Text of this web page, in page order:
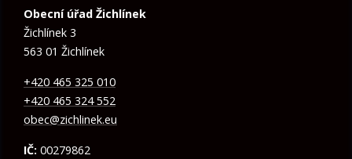
Obecní úřad Žichlínek
Žichlínek 3
563 01 Žichlínek
+420 465 325 010
+420 465 324 552
obec@zichlinek.eu
IČ: 00279862